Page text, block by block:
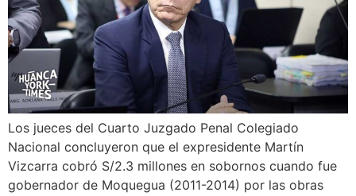
Los jueces del Cuarto Juzgado Penal Colegiado
Nacional concluyeron que el expresidente Martín
Vizcarra cobró S/2.3 millones en sobornos cuando fue
gobernador de Moquegua (2011-2014) por las obras